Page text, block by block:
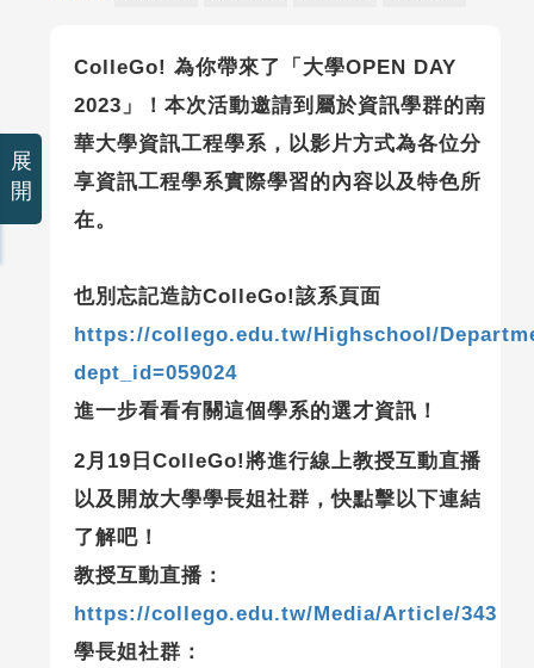
ColleGo! 為你帶來了「大學OPEN DAY
2023」！本次活動邀請到屬於資訊學群的南
華大學資訊工程學系，以影片方式為各位分
享資訊工程學系實際學習的內容以及特色所
在。
也別忘記造訪ColleGo!該系頁面
https://collego.edu.tw/Highschool/
dept_id=059024
進一步看看有關這個學系的選才資訊！
2月19日ColleGo!將進行線上教授互動直播
以及開放大學學長姐社群，快點擊以下連結
了解吧！
教授互動直播：
https://collego.edu.tw/Media/Article/343
學長姐社群：
展
開